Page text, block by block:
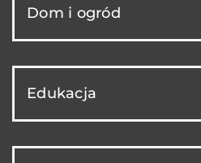
Dom i ogród
Edukacja